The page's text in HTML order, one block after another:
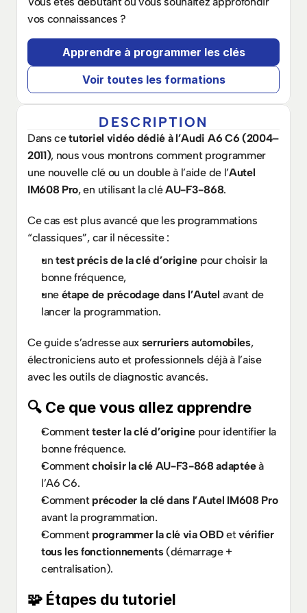
vos connaissances ?
Apprendre à programmer les clés
Voir toutes les formations
DESCRIPTION
Dans ce tutoriel vidéo dédié à l’Audi A6 C6 (2004–
2011), nous vous montrons comment programmer
une nouvelle clé ou un double à l’aide de l’Autel
IM608 Pro, en utilisant la clé AU-F3-868.
Ce cas est plus avancé que les programmations
“classiques”, car il nécessite :
un test précis de la clé d’origine pour choisir la
bonne fréquence,
une étape de précodage dans l’Autel avant de
lancer la programmation.
Ce guide s’adresse aux serruriers automobiles,
électroniciens auto et professionnels déjà à l’aise
avec les outils de diagnostic avancés.
🔍 Ce que vous allez apprendre
Comment tester la clé d’origine pour identifier la
bonne fréquence.
Comment choisir la clé AU-F3-868 adaptée à
l’A6 C6.
Comment précoder la clé dans l’Autel IM608 Pro
avant la programmation.
Comment programmer la clé via OBD et vérifier
tous les fonctionnements (démarrage +
centralisation).
🧩 Étapes du tutoriel